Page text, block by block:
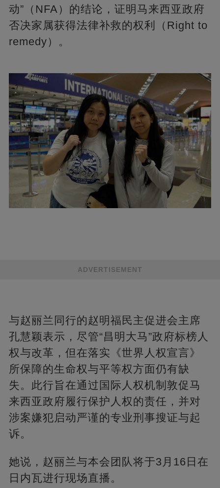
动”（NFA）的结论，证明马来西亚政府
否决家属获得法律补救的权利（Right to
remedy）。
ADVERTISEMENT
与赵丽兰同行的赵明福民主促进会主席
孔慧颖表示，尽管“昌明大马”政府标榜人
权与改革，但在落实《世界人权宣言》
所保障的生命权与平等权方面仍有缺
失。此行旨在通过国际人权机制敦促马
来西亚政府履行保护人权的责任，并对
涉案嫌犯启动严谨的专业刑事搜证与起
诉。
她说，赵丽兰与本会团队将于3月16日在
日内瓦进行现场直播。